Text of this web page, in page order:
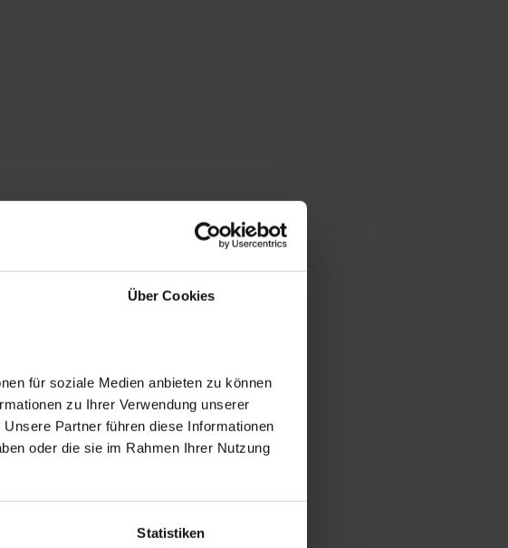
Über Cookies
für soziale Medien anbieten zu können
zu Ihrer Verwendung unserer
Partner führen diese Informationen
oder die sie im Rahmen Ihrer Nutzung
Statistiken